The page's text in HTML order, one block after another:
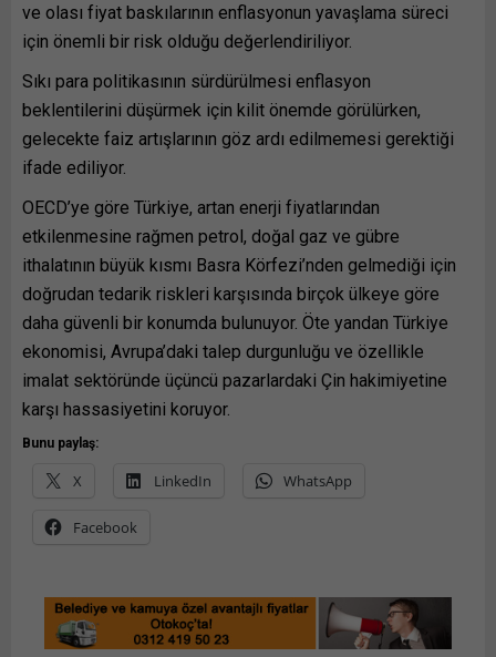
ve olası fiyat baskılarının enflasyonun yavaşlama süreci
için önemli bir risk olduğu değerlendiriliyor.
Sıkı para politikasının sürdürülmesi enflasyon
beklentilerini düşürmek için kilit önemde görülürken,
gelecekte faiz artışlarının göz ardı edilmemesi gerektiği
ifade ediliyor.
OECD’ye göre Türkiye, artan enerji fiyatlarından
etkilenmesine rağmen petrol, doğal gaz ve gübre
ithalatının büyük kısmı Basra Körfezi’nden gelmediği için
doğrudan tedarik riskleri karşısında birçok ülkeye göre
daha güvenli bir konumda bulunuyor. Öte yandan Türkiye
ekonomisi, Avrupa’daki talep durgunluğu ve özellikle
imalat sektöründe üçüncü pazarlardaki Çin hakimiyetine
karşı hassasiyetini koruyor.
Bunu paylaş:
X LinkedIn WhatsApp
Facebook